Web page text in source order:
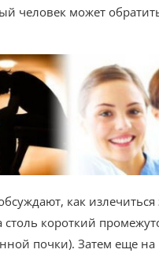
человек может
как излечиться
столь короткий
почки). Затем еще